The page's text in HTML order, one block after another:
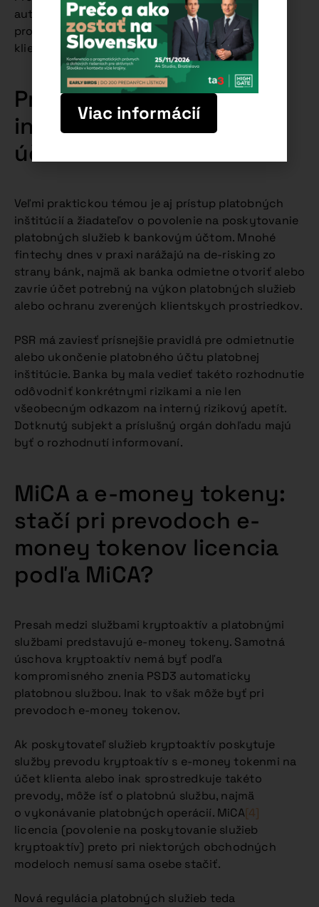
autentifikačných metód, onboardingových
procesov, zákazníckej podpory a informovania
klientov.
Prístup platobných
inštitúcií k bankovým
účtom
Veľmi praktickou témou je aj prístup platobných
inštitúcií a žiadateľov o povolenie na poskytovanie
platobných služieb k bankovým účtom. Mnohé
fintechy dnes v praxi narážajú na de-risking zo
strany bánk, najmä ak banka odmietne otvoriť alebo
zavrie účet potrebný na výkon platobných služieb
alebo ochranu zverených klientskych prostriedkov.
PSR má zaviesť prísnejšie pravidlá pre odmietnutie
alebo ukončenie platobného účtu platobnej
inštitúcie. Banka by mala vedieť takéto rozhodnutie
odôvodniť konkrétnymi rizikami a nie len
všeobecným odkazom na interný rizikový apetít.
Dotknutý subjekt a príslušný orgán dohľadu majú
byť o rozhodnutí informovaní.
MiCA a e-money tokeny:
stačí pri prevodoch e-
money tokenov licencia
podľa MiCA?
Presah medzi službami kryptoaktív a platobnými
službami predstavujú e-money tokeny. Samotná
úschova kryptoaktív nemá byť podľa
kompromisného znenia PSD3 automaticky
platobnou službou. Inak to však môže byť pri
prevodoch e-money tokenov.
Ak poskytovateľ služieb kryptoaktív poskytuje
služby prevodu kryptoaktív s e-money tokenmi na
účet klienta alebo inak sprostredkuje takéto
prevody, môže ísť o platobnú službu, najmä
o vykonávanie platobných operácií. MiCA[4]
licencia (povolenie na poskytovanie služieb
kryptoaktív) preto pri niektorých obchodných
modeloch nemusí sama osebe stačiť.
Nová regulácia platobných služieb teda
Viac informácií